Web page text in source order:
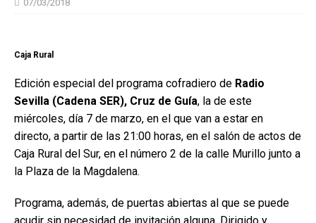
07/03/2018
Caja Rural
Edición especial del programa cofradiero de Radio
Sevilla (Cadena SER), Cruz de Guía, la de este
miércoles, día 7 de marzo, en el que van a estar en
directo, a partir de las 21:00 horas, en el salón de actos de
Caja Rural del Sur, en el número 2 de la calle Murillo junto a
la Plaza de la Magdalena.
Programa, además, de puertas abiertas al que se puede